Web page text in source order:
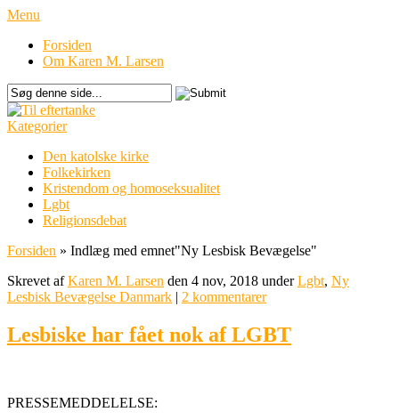
Menu
Forsiden
Om Karen M. Larsen
Kategorier
Den katolske kirke
Folkekirken
Kristendom og homoseksualitet
Lgbt
Religionsdebat
Forsiden » Indlæg med emnet"Ny Lesbisk Bevægelse"
Skrevet afKaren M. Larsen den 4 nov, 2018 underLgbt, Ny
Lesbisk Bevægelse Danmark | 2 kommentarer
Lesbiske har fået nok af LGBT
PRESSEMEDDELELSE: